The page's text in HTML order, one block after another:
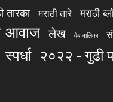
तारका मराठी तारे मराठी
आवाज लेख वेब मालिका
स्पर्धा २०२२ - गुढी